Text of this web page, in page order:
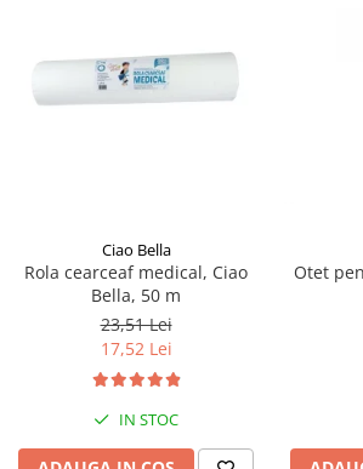
Ciao Bella
Rola cearceaf medical, Ciao
Bella, 50 m
23,51 Lei
17,52 Lei
IN STOC
Otet